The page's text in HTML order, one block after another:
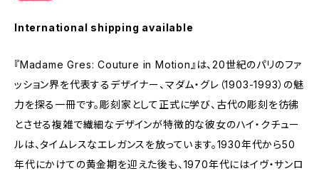
International shipping available
『Madame Gres: Couture in Motion』は、20世紀のパリのファ
ッション界を代表するデザイナー、マダム・グレ（1903-1993）の魅
力を探る一冊です。彫刻家として正式に学び、古代の彫刻を彷彿
とさせる複雑で繊細なデザインが特徴的な彼女のハイ・クチュー
ルは、タイムレスなエレガンスを放っています。1930年代から50
年代にかけての黄金期を迎えた後も、1970年代にはイヴ・サンロ